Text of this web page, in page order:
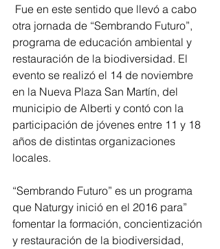
Fue en este sentido que llevó a cabo
otra jornada de “Sembrando Futuro”,
programa de educación ambiental y
restauración de la biodiversidad. El
evento se realizó el 14 de noviembre
en la Nueva Plaza San Martín, del
municipio de Alberti y contó con la
participación de jóvenes entre 11 y 18
años de distintas organizaciones
locales.
“Sembrando Futuro” es un programa
que Naturgy inició en el 2016 para”
fomentar la formación, concientización
y restauración de la biodiversidad,